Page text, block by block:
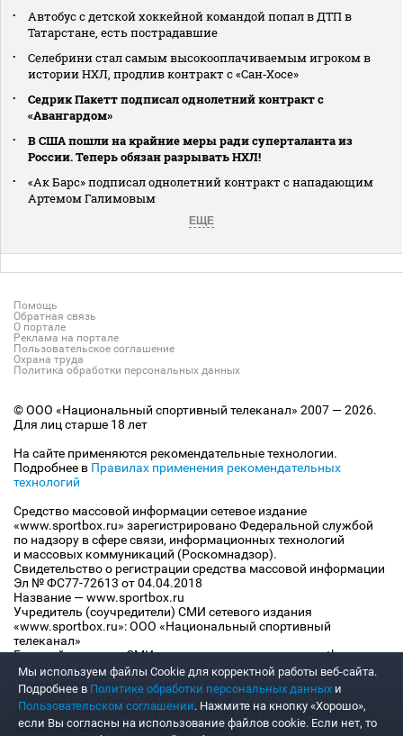
Автобус с детской хоккейной командой попал в ДТП в
Татарстане, есть пострадавшие
Селебрини стал самым высокооплачиваемым игроком в
истории НХЛ, продлив контракт с «Сан‑Хосе»
Седрик Пакетт подписал однолетний контракт с
«Авангардом»
В США пошли на крайние меры ради суперталанта из
России. Теперь обязан разрывать НХЛ!
«Ак Барс» подписал однолетний контракт с нападающим
Артемом Галимовым
ЕЩЕ
Помощь
Обратная связь
О портале
Реклама на портале
Пользовательское соглашение
Охрана труда
Политика обработки персональных данных
© ООО «Национальный спортивный телеканал» 2007 — 2026.
Для лиц старше 18 лет
На сайте применяются рекомендательные технологии.
Подробнее в Правилах применения рекомендательных
технологий
Средство массовой информации сетевое издание
«www.sportbox.ru» зарегистрировано Федеральной службой
по надзору в сфере связи, информационных технологий
и массовых коммуникаций (Роскомнадзор).
Свидетельство о регистрации средства массовой информации
Эл № ФС77-72613 от 04.04.2018
Название — www.sportbox.ru
Учредитель (соучредители) СМИ сетевого издания
«www.sportbox.ru»: ООО «Национальный спортивный
телеканал»
Главный редактор СМИ сетевого издания «www.sportbox.ru»:
Конов В.А.
Номер телефона редакции СМИ сетевого издания
«www.sportbox.ru»: +7 (495) 653 8419
Адрес электронной почты редакции СМИ сетевого издания
«www.sportbox.ru»: editor@sportbox.ru
Мы используем файлы Сookie для корректной работы веб-сайта.
Подробнее в Политике обработки персональных данных и
Пользовательском соглашении. Нажмите на кнопку «Хорошо»,
если Вы согласны на использование файлов cookie. Если нет, то